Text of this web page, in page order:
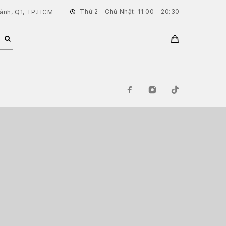
Q1, TP.HCM Thứ 2 - Chủ Nhật: 11:00 - 20:30